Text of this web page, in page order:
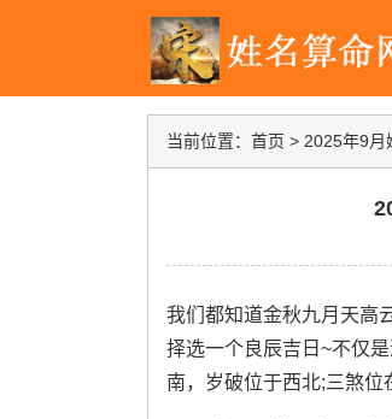
当前位置： 首页 > 2025年9月
我们都知道金秋九月天高
择选一个良辰吉日~不仅
南，岁破位于西北;三煞位